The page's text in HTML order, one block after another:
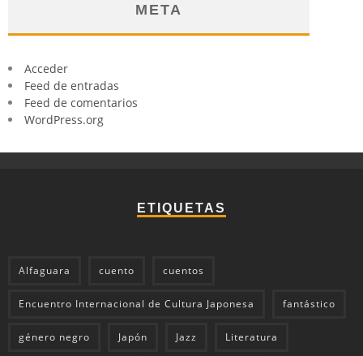
META
Acceder
Feed de entradas
Feed de comentarios
WordPress.org
ETIQUETAS
Alfaguara cuento cuentos
Encuentro Internacional de Cultura Japonesa fantástico
género negro Japón Jazz Literatura